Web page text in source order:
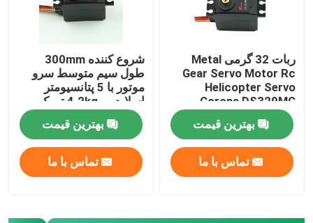
سرو موتور RC
مینی سرو موتور
سروو موتور استاندارد
سرو موتور متوسط
ربات 32 گرمی Metal
Gear Servo Motor Rc
Helicopter Servo
Corona DS329MG
بهترین قیمت
تماس با ما
شروع کننده 300mm
طول سیم متوسط سرو
موتور با 5 پتانسیومتر
اسلایدر و 4.2kg تورک
استال
بهترین قیمت
تماس با ما